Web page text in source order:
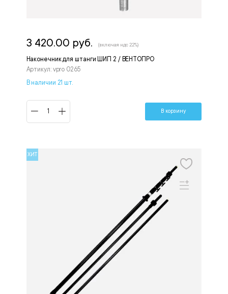
Наконечник для штанги ШИП 2 / ВЕНТОПРО
Артикул: vpro 0265
3 420.00 руб. (включая ндс 22%)
В наличии 21 шт.
В корзину
ХИТ